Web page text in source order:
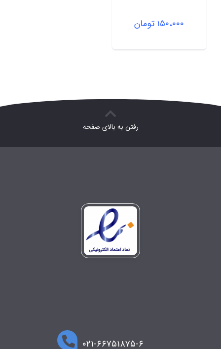
۱۵۰،۰۰۰ تومان
رفتن به بالای صفحه
۰۲۱-۶۶۷۵۱۸۷۵-۶